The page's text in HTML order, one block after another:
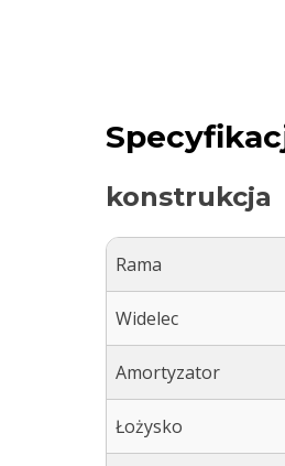
konstrukcja
Rama
Widelec
Amortyzator
Łożysko